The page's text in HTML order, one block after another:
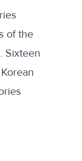
of the
Sixteen